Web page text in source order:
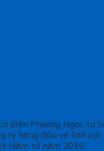
điện Phương Ngọc tự
ty hàng đầu về lĩnh
Nam từ năm 2010.